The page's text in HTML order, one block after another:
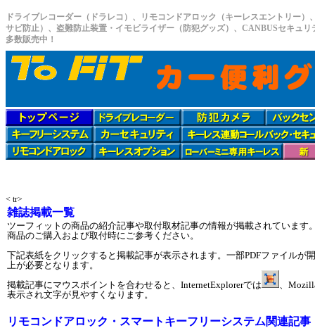
ドライブレコーダー（ドラレコ）、リモコンドアロック（キーレスエントリー
サビ防止）、盗難防止装置・イモビライザー（防犯グッズ）、CANBUSセキュ
多数販売中！
< tr>
雑誌掲載一覧
ツーフィットの商品の紹介記事や取付取材記事の情報が掲載されています
商品のご購入および取付時にご参考ください。
下記表紙をクリックすると掲載記事が表示されます。一部PDFファイルが
上が必要となります。
掲載記事にマウスポイントを合わせると、InternetExplorerでは
、
表示され文字が見やすくなります。
リモコンドアロック・スマートキーフリーシステム関連記事